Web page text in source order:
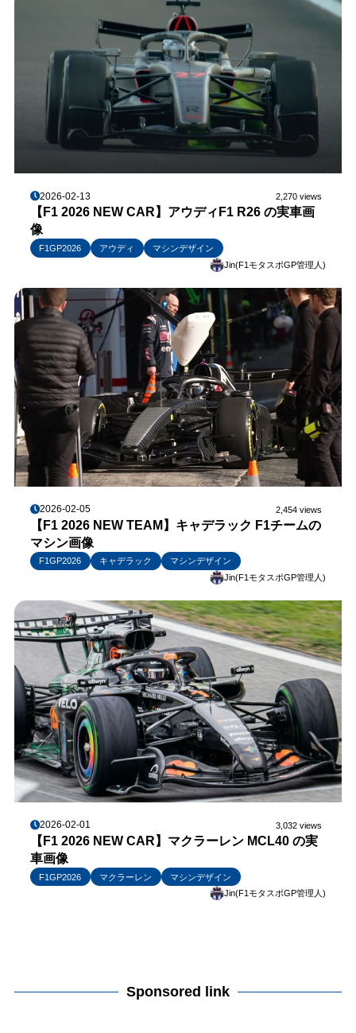
2026-02-13 2,270 views
【F1 2026 NEW CAR】アウディF1 R26 の実車画
像
F1GP2026 アウディ
マシンデザイン
Jin(F1モタスポGP管理人)
2026-02-05 2,454 views
【F1 2026 NEW TEAM】キャデラック F1チームの
マシン画像
F1GP2026 キャデラック
マシンデザイン
Jin(F1モタスポGP管理人)
2026-02-01 3,032 views
【F1 2026 NEW CAR】マクラーレン MCL40 の実
車画像
F1GP2026 マクラーレン
マシンデザイン
Jin(F1モタスポGP管理人)
Sponsored link